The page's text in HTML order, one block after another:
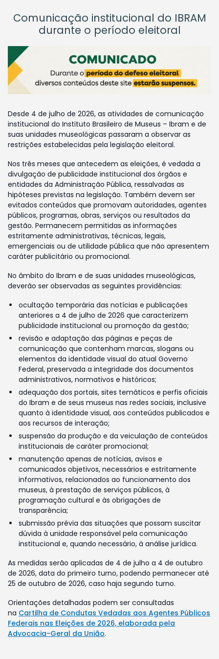
Comunicação institucional do IBRAM
durante o período eleitoral
Desde 4 de julho de 2026, as atividades de comunicação
institucional do Instituto Brasileiro de Museus – Ibram e de
suas unidades museológicas passaram a observar as
restrições estabelecidas pela legislação eleitoral.
Nos três meses que antecedem as eleições, é vedada a
divulgação de publicidade institucional dos órgãos e
entidades da Administração Pública, ressalvadas as
hipóteses previstas na legislação. Também devem ser
evitados conteúdos que promovam autoridades, agentes
públicos, programas, obras, serviços ou resultados da
gestão. Permanecem permitidas as informações
estritamente administrativas, técnicas, legais,
emergenciais ou de utilidade pública que não apresentem
caráter publicitário ou promocional.
No âmbito do Ibram e de suas unidades museológicas,
deverão ser observadas as seguintes providências:
ocultação temporária das notícias e publicações
anteriores a 4 de julho de 2026 que caracterizem
publicidade institucional ou promoção da gestão;
revisão e adaptação das páginas e peças de
comunicação que contenham marcas, slogans ou
elementos da identidade visual do atual Governo
Federal, preservada a integridade dos documentos
administrativos, normativos e históricos;
adequação dos portais, sites temáticos e perfis oficiais
do Ibram e de seus museus nas redes sociais, inclusive
quanto à identidade visual, aos conteúdos publicados e
aos recursos de interação;
suspensão da produção e da veiculação de conteúdos
institucionais de caráter promocional;
manutenção apenas de notícias, avisos e
comunicados objetivos, necessários e estritamente
informativos, relacionados ao funcionamento dos
museus, à prestação de serviços públicos, à
programação cultural e às obrigações de
transparência;
submissão prévia das situações que possam suscitar
dúvida à unidade responsável pela comunicação
institucional e, quando necessário, à análise jurídica.
As medidas serão aplicadas de 4 de julho a 4 de outubro
de 2026, data do primeiro turno, podendo permanecer até
25 de outubro de 2026, caso haja segundo turno.
Orientações detalhadas podem ser consultadas
na Cartilha de Condutas Vedadas aos Agentes Públicos
Federais nas Eleições de 2026, elaborada pela
Advocacia-Geral da União.